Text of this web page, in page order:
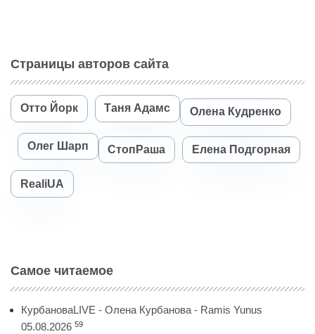
Страницы авторов сайта
Отто Йорк Таня Адамс Олена Кудренко
Олег Шарп СтопРаша Елена Подгорная
RealiUA
Самое читаемое
КурбановаLIVE - Олена Курбанова - Ramis Yunus
05.08.2026 59